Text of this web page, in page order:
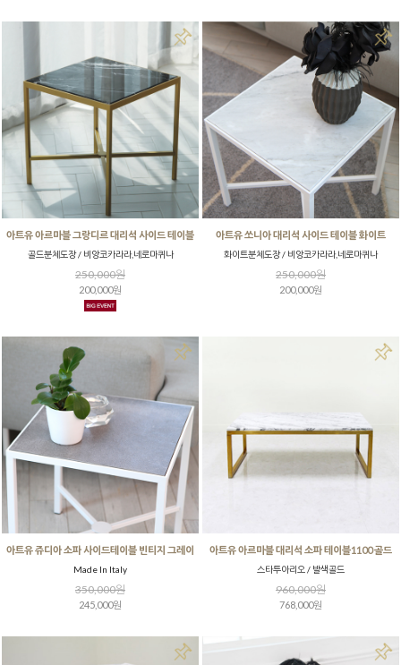
아트유 아르마블 그랑디르 대리석 사이드 테이블
골드분체도장 / 비앙코카라라,네로마퀴나
250,000원
200,000원
아트유 쏘니아 대리석 사이드 테이블 화이트
화이트분체도장 / 비앙코카라라,네로마퀴나
250,000원
200,000원
아트유 쥬디아 소파 사이드테이블 빈티지 그레이
Made In Italy
350,000원
245,000원
아트유 아르마블 대리석 소파 테이블1100 골드
스타투아리오 / 발색골드
960,000원
768,000원